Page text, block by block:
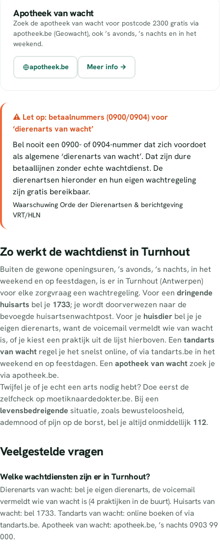
Apotheek van wacht
Zoek de apotheek van wacht voor postcode 2300 gratis via
apotheek.be (Geowacht), ook ’s avonds, ’s nachts en in het
weekend.
apotheek.be Meer info →
⚠ Let op: betaalnummers (0900/0904) voor
‘dierenarts van wacht’
Bel nooit een 0900- of 0904-nummer dat zich voordoet
als algemene ‘dierenarts van wacht’. Dat zijn dure
betaallijnen zonder echte wachtdienst. De
dierenartsen hieronder en hun eigen wachtregeling
zijn gratis bereikbaar.
Waarschuwing Orde der Dierenartsen & berichtgeving
VRT/HLN
Zo werkt de wachtdienst in Turnhout
Buiten de gewone openingsuren, ’s avonds, ’s nachts, in het
weekend en op feestdagen, is er in Turnhout (Antwerpen)
voor elke zorgvraag een wachtregeling. Voor een dringende
huisarts bel je 1733; je wordt doorverwezen naar de
bevoegde huisartsenwachtpost. Voor je huisdier bel je je
eigen dierenarts, want de voicemail vermeldt wie van wacht
is, of je kiest een praktijk uit de lijst hierboven. Een tandarts
van wacht regel je het snelst online, of via tandarts.be in het
weekend en op feestdagen. Een apotheek van wachtzoek je
via apotheek.be.
Twijfel je of je echt een arts nodig hebt? Doe eerst de
zelfcheck op moetiknaardedokter.be. Bij een
levensbedreigende situatie, zoals bewusteloosheid,
ademnood of pijn op de borst, bel je altijd onmiddellijk 112.
Veelgestelde vragen
Welke wachtdiensten zijn er in Turnhout?
Dierenarts van wacht: bel je eigen dierenarts, de voicemail
vermeldt wie van wacht is (4 praktijken in de buurt). Huisarts van
wacht: bel 1733. Tandarts van wacht: online boeken of via
tandarts.be. Apotheek van wacht: apotheek.be, ’s nachts 0903 99
000.